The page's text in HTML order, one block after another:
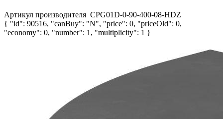
Артикул производителя CPG01D-0-90-400-08-HDZ
{ "id": 90516, "canBuy": "N", "price": 0, "priceOld": 0,
"economy": 0, "number": 1, "multiplicity": 1 }